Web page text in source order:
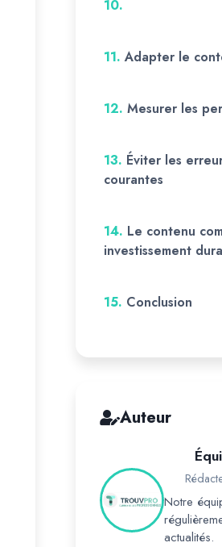
10.
11. Adapter le
12. Mesurer les
13. Éviter les
courantes
14. Le contenu
investissement
15. Conclusion
Auteur
Notre
actualités.